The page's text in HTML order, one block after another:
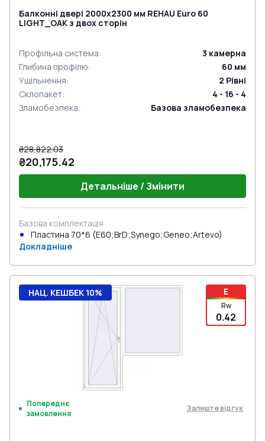
Балконні двері 2000x2300 мм REHAU Euro 60
LIGHT_OAK з двох сторін
Профільна система: 3 камерна
Глибина профілю: 60 мм
Ущільнення: 2 Рівні
Склопакет:
4 - 16 - 4
Зламобезпека: Базова зламобезпека
₴28,822.03
₴20,175.42
Детальніше / Змінити
Базова комплектація
Пластина 70*6 (E60;BrD;Synego;Geneo;Artevo)
Докладніше
E
Rw
0.42
НАЦ. КЕШБЕК 10%
Попереднє
замовлення
Залиште відгук